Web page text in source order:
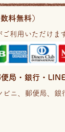
料無料）
利用いただけます
局・銀行・
ニ、郵便局、銀